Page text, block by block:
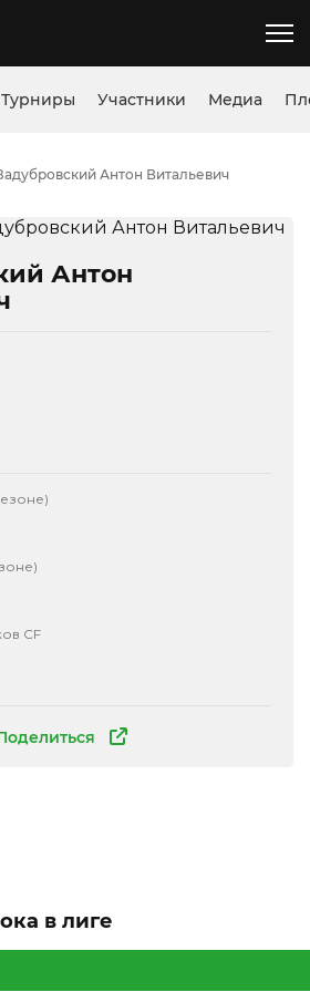
Турниры Участники Медиа
Антон Витальевич
Антон
CF
в лиге